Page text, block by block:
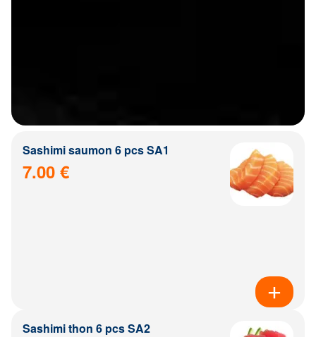
Sashimi saumon 6 pcs SA1
7.00 €
Sashimi thon 6 pcs SA2